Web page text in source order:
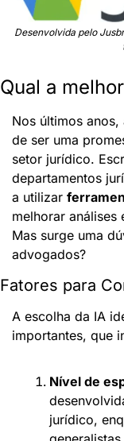
Desenvolvida pelo
Qual a
Nos últimos anos,
de ser uma
setor jurídico.
departamentos
a utilizar
melhorar análises
Mas surge uma
advogados?
Fatores para
A escolha da IA
importantes, que
Nível de
jurídico,